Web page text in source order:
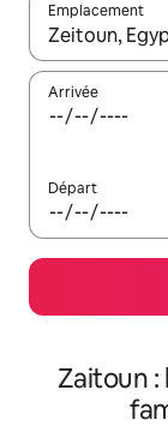
Emplacement
Quand les
Arrivée
Départ
Zaitoun